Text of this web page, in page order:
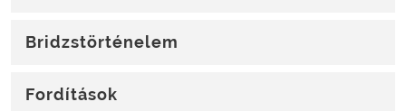
Bridzstörténelem
Fordítások